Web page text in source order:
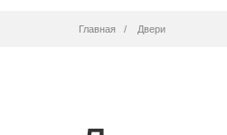
Строка
Главная Двери